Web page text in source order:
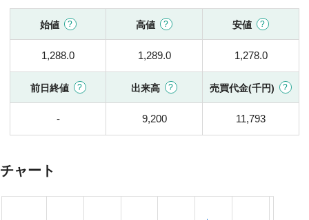
始値 高値 安値
1,288.0 1,289.0 1,278.0
前日終値 出来高 売買代金(千円)
- 9,200 11,793
チャート